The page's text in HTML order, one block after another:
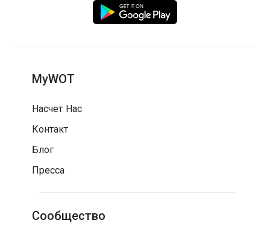
MyWOT
Насчет Нас
Контакт
Блог
Пресса
Сообщество